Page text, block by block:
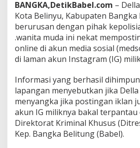
e
r
e
H
u
k
m
BANGKA,DetikBabel.com –
Kota Belinyu, Kabupaten Bangka
berurusan dengan pihak
.wanita muda ini nekat
online di akun media sosial
di laman akun Instagram (IG)
Informasi yang berhasil
lapangan menyebutkan jika
menyangka jika postingan iklan
akun IG miliknya bakal
Direktorat Kriminal Khusus
Kep. Bangka Belitung (Babel).